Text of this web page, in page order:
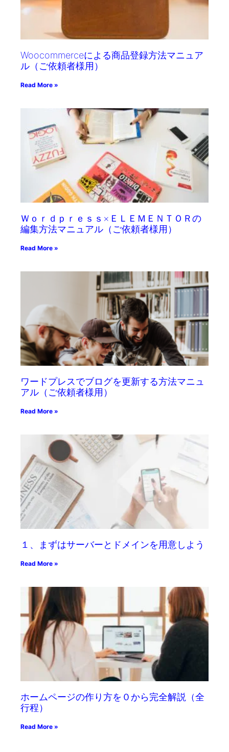
Woocommerceによる商品登録方法マニュア
ル（ご依頼者様用）
Read More »
Ｗｏｒｄｐｒｅｓｓ×ＥＬＥＭＥＮＴＯＲの
編集方法マニュアル（ご依頼者様用）
Read More »
ワードプレスでブログを更新する方法マニュ
アル（ご依頼者様用）
Read More »
１、まずはサーバーとドメインを用意しよう
Read More »
ホームページの作り方を０から完全解説（全
行程）
Read More »